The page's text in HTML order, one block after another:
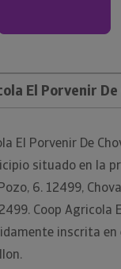
El Porvenir
El Porvenir De
situado en la
6. 12499,
Coop Agricola
inscrita